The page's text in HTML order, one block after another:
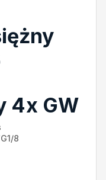
4x GW
8